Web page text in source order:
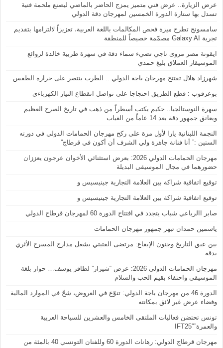
عرض الزيارة.. عرض فني متميز يمزج الحاضر بالماضي ليصنع ملحمة فنية
تسدل بها ستارة الدورة الخمسين لمهرجان دقة الدولي
سامسونج تطرح ميزة فحص المكالمات باللغة العربية، تعزيزاً لالتزامها بتقديم
تجربة Galaxy AI مصمّمة خصيصاً للمنطقة
ايقونة مصر مروى ناجي تضيء سماء دقة في سهرة طربية خالدة لروائع
الموسيقار العملاق بليغ حمدي
شهرزاد هلال تفتتح مهرجان باجة الدولي .. الطرب ينتصر على حرارة الطقس
بوعرقوب : قطع الطريق احتجاجا على تواصل انقطاع التيار الكهرباءي
سهرة النوستالجيا.. حكيم يكتب أسطراً من ذهب في تاريخ الصرح العظيم
ويعانق جمهور دقة بعد 14 عاماً من الغياب
النجمة اللبنانية يارا لأول مرة على ركح مهرجان الحمامات الدولي في دورته
الستين :” أنا فنانة جاهزة ولي الشرف أن أكون في قرطاج”
مهرجان الحمامات الدولي 2026: بعرض استثنائي الأخوان عرجون يعززان
حضورهما في مجال الموسيقى البديلة
توقيع اتفاقية شراكة بين العلامة التجارية جينيسيس و
توقيع اتفاقية شراكة بين العلامة التجارية جينيسيس و
صابر االرباعي شباب يتجدد في افتتاح الدورة 60 لمهرجان قرطاج الدولي
ياسمين حمدان تبهر جمهور مهرجان الحمامات
بين عبق التاريخ وجنون الإيقاع: مرتضى الفتيتي يشعل مدارج المسرح الأثري
بدقة
مهرجان الحمامات الدولي 2026: عرض “شيراز” لظافر يوسف… حوار بلغة
الموسيقى واحتفاء بقيم الحب والسلام
الدورة 46 من مهرجان باجة الدولي: تنوّع في العروض، شحّ في الموارد المالية
وفضاء عرض غير لائق بمكانته
تونس تحتضن فعاليات الملتقى الخامس والعشرين للسياحة العربية
والعمرة”IFT25″
مهرجان قرطاج الدولي: رهانات الدورة 60 وللفنان التونسي 40 بالمئة من